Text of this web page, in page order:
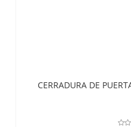
CERRADURA DE